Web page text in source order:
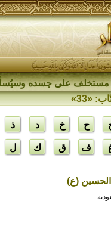
مستخلف على جسده
«33»
ح خ د ذ
ف ق ك ل
الحسين (ع)